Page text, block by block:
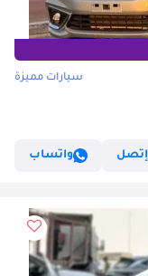
سيارات مميزة
إتصل
واتساب